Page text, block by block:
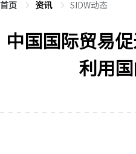
首页 资讯 SIDW动态
中国国际贸易
利用